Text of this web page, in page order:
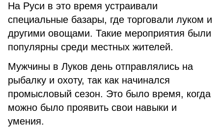
На Руси в это время устраивали
специальные базары, где торговали луком и
другими овощами. Такие мероприятия были
популярны среди местных жителей.
Мужчины в Луков день отправлялись на
рыбалку и охоту, так как начинался
промысловый сезон. Это было время, когда
можно было проявить свои навыки и
умения.